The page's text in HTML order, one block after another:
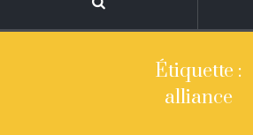
Étiquette :
alliance